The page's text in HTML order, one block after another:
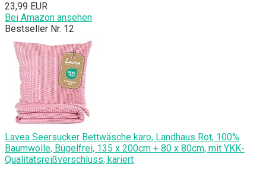
23,99 EUR
Bei Amazon ansehen
Bestseller Nr. 12
Lavea Seersucker Bettwäsche karo, Landhaus Rot, 100%
Baumwolle, Bügelfrei, 135 x 200cm + 80 x 80cm, mit YKK-
Qualitätsreißverschluss, kariert